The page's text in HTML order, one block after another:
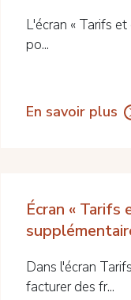
L'écran « Tarifs
po...
En savoir plus
Écran « Tarifs
Dans l'écran
facturer des fr...